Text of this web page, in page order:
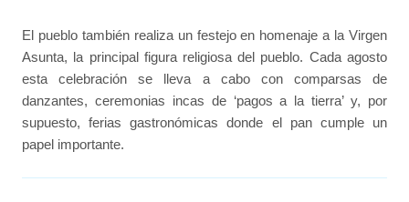
El pueblo también realiza un festejo en homenaje a la Virgen
Asunta, la principal figura religiosa del pueblo. Cada agosto
esta celebración se lleva a cabo con comparsas de
danzantes, ceremonias incas de ‘pagos a la tierra’ y, por
supuesto, ferias gastronómicas donde el pan cumple un
papel importante.